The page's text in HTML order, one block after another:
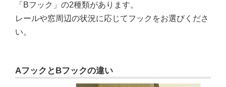
「Bフック」の2種類があります。
レールや窓周辺の状況に応じてフックをお選びくださ
い。
AフックとBフックの違い